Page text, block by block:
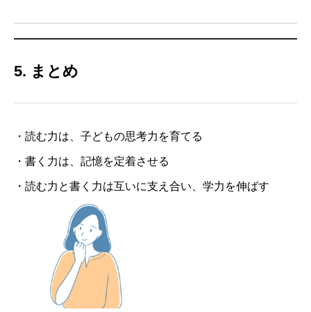
5. まとめ
・読む力は、子どもの思考力を育てる
・書く力は、記憶を定着させる
・読む力と書く力は互いに支え合い、学力を伸ばす